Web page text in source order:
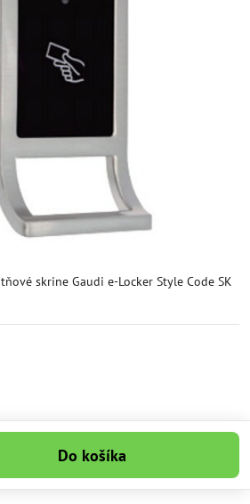
skrine Gaudi e-Locker Style Code SK
Do košíka